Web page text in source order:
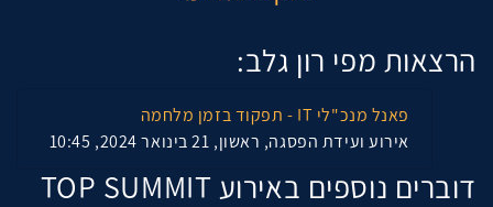
הרצאות מפי רון גלב:
פאנל מנכ"לי IT - תפקוד בזמן מלחמה
אירוע ועידת הפסגה, ראשון, 21 בינואר 2024, 10:45
דוברים נוספים באירוע TOP SUMMIT